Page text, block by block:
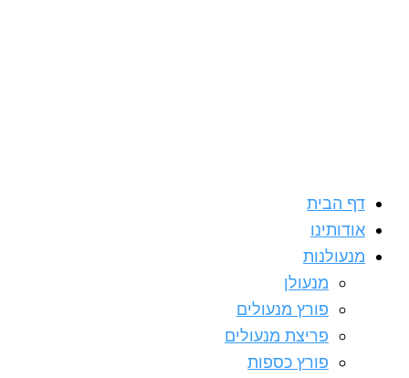
דף הבית
אודותינו
מנעולנות
מנעולן
פורץ מנעולים
פריצת מנעולים
פורץ כספות